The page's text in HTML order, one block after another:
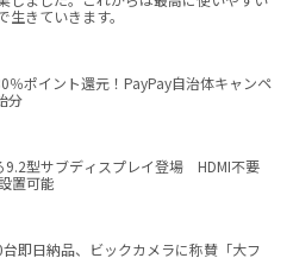
生きていきます。
％ポイント還元！PayPay自治体キャンペ
分
9.2型サブディスプレイ登場 HDMI不要
置可能
即日納品、ビックカメラに称賛「大フ